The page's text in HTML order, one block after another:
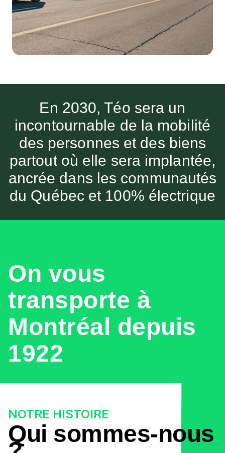
En 2030, Téo sera un
incontournable de la mobilité
des personnes et des biens
partout où elle sera implantée,
ancrée dans les communautés
du Québec et 100% électrique
On vous
transporte à
Montréal depuis
1922
NOTRE HISTOIRE
Qui sommes-nous